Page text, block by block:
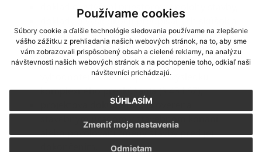
Používame cookies
Súbory cookie a ďalšie technológie sledovania používame na zlepšenie
vášho zážitku z prehliadania našich webových stránok, na to, aby sme
vám zobrazovali prispôsobený obsah a cielené reklamy, na analýzu
návštevnosti našich webových stránok a na pochopenie toho, odkiaľ naši
návštevníci prichádzajú.
SÚHLASÍM
Odmietam
Zmeniť moje nastavenia
doklad o vytýčení priestorovej polohy stavby,
doklady o výsledkoch predpísaných skúšok a
meraní a o spôsobilosti prevádzkových
zariadení na plynulú a bezpečnú prevádzku ,
ak bola vykonaná skúšobná prevádzka, jej
vyhodnotenie alebo správa o výsledku
komplexného preskúšania (§ 43 f SZ),
projektová dokumentácia overená
stavebným úradom v stavebnom konaní
alebo povoľovaní zmeny stavby pred jej